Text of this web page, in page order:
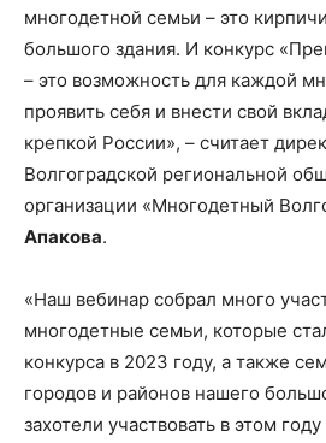
многодетной семьи – это
большого здания. И конкурс
– это возможность для каждой
проявить себя и внести свой
крепкой России», – считает
Волгоградской региональной
организации «Многодетный
Апакова.
«Наш вебинар собрал много
многодетные семьи, которые
конкурса в 2023 году, а также
городов и районов нашего
захотели участвовать в этом